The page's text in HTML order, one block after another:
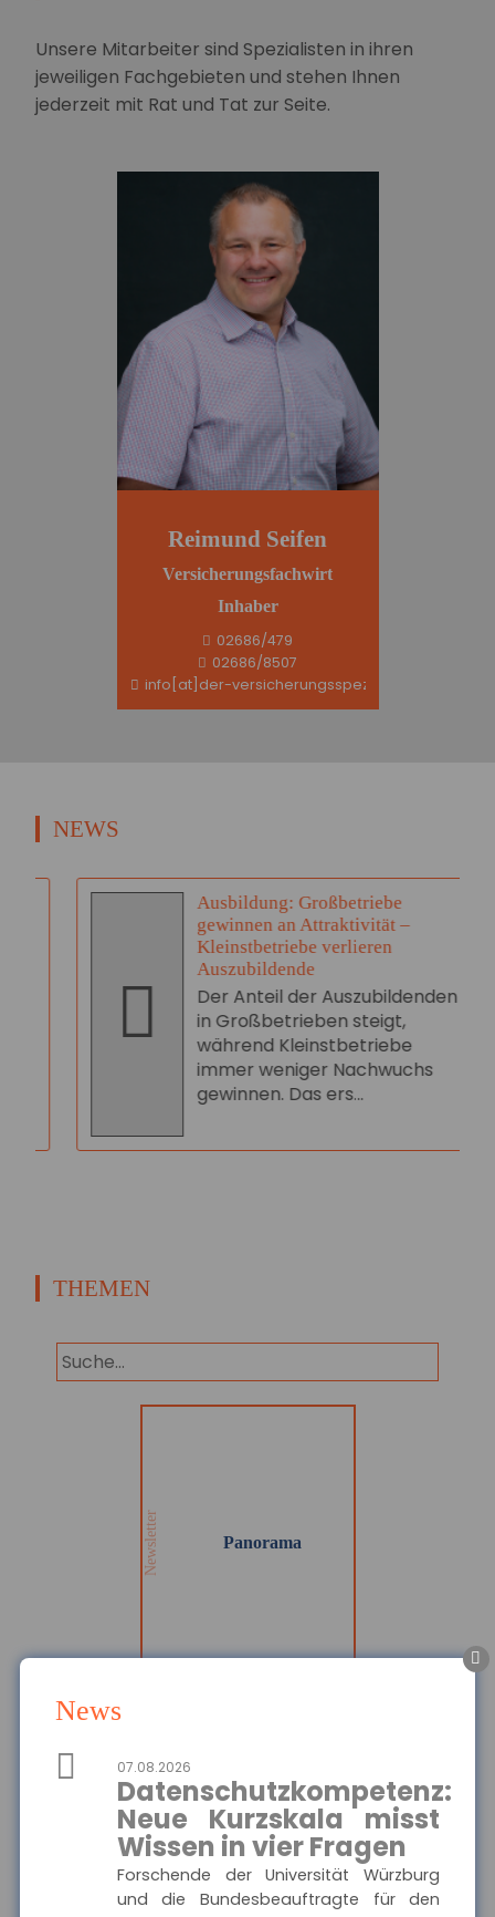
News
07.08.2026
Datenschutzkompetenz:
Neue Kurzskala misst
Wissen in vier Fragen
Forschende der Universität Würzburg
und die Bundesbeauftragte für den
Unsere Mitarbeiter sind Spezialisten in ihren
jeweiligen Fachgebieten und stehen Ihnen
jederzeit mit Rat und Tat zur Seite.
Reimund Seifen
Versicherungsfachwirt
Inhaber
02686/479
02686/8507
info[at]der-versicherungsspezi.de
NEWS
Ausbildung: Großbetriebe
gewinnen an Attraktivität –
Kleinstbetriebe verlieren
Auszubildende
Der Anteil der Auszubildenden
in Großbetrieben steigt,
während Kleinstbetriebe
immer weniger Nachwuchs
gewinnen. Das ers...
THEMEN
Newsletter Panorama
MEHR
Ausgewählte Produkte
Die Haftpflichtkasse -
Privathaftpflicht
Hier finden Sie alle
wichtigen Informationen
und Druckstücke zur
privaten
Haftpflichtversicherung
der Haftpflichtkasse.